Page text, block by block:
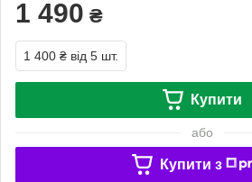
1 490 ₴
1 400 ₴ від 5 шт.
Купити
або
Купити з